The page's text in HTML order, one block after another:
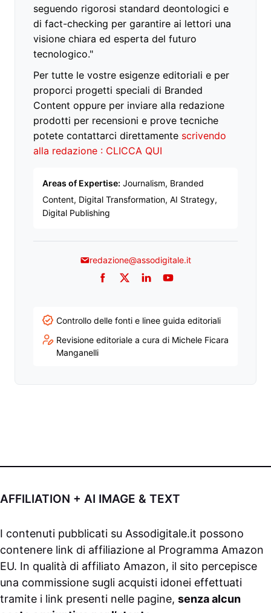
seguendo rigorosi standard deontologici e
di fact-checking per garantire ai lettori una
visione chiara ed esperta del futuro
tecnologico."
Per tutte le vostre esigenze editoriali e per
proporci progetti speciali di Branded
Content oppure per inviare alla redazione
prodotti per recensioni e prove tecniche
potete contattarci direttamente scrivendo
alla redazione : CLICCA QUI
Areas of Expertise: Journalism, Branded
Content, Digital Transformation, AI Strategy,
Digital Publishing
redazione@assodigitale.it
Facebook
TwitterLinkedInYouTube
Controllo delle fonti e linee guida editoriali
Revisione editoriale a cura di Michele Ficara
Manganelli
AFFILIATION + AI IMAGE & TEXT
I contenuti pubblicati su Assodigitale.it possono
contenere link di affiliazione al Programma Amazon
EU. In qualità di affiliato Amazon, il sito percepisce
una commissione sugli acquisti idonei effettuati
tramite i link presenti nelle pagine, senza alcun